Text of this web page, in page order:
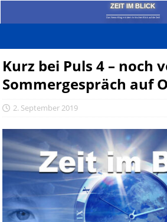
ZEIT IM BLICK
Das News-Blog mit dem kritischen Blick auf die Zeit!
Kurz bei Puls 4 – noch
Sommergespräch auf
2. September 2019